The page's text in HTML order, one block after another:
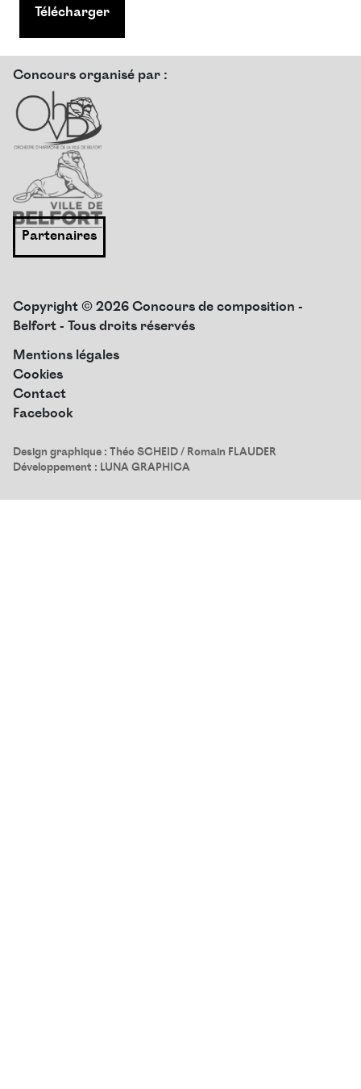
Télécharger
Copyright © 2026 Concours de composition -
Belfort - Tous droits réservés
Mentions légales
Cookies
Contact
Facebook
Design graphique :Théo SCHEID/ Romain FLAUDER
Développement : LUNA GRAPHICA
Concours organisé par :
Partenaires